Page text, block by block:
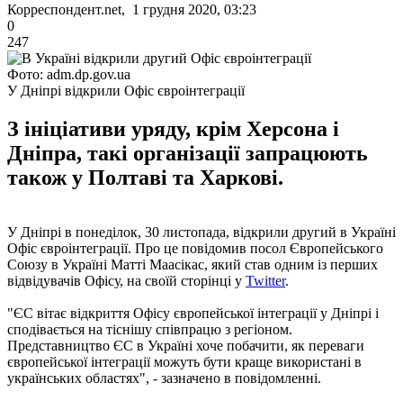
Корреспондент.net, 1 грудня 2020, 03:23
0
247
Фото: adm.dp.gov.ua
У Дніпрі відкрили Офіс євроінтеграції
З ініціативи уряду, крім Херсона і
Дніпра, такі організації запрацюють
також у Полтаві та Харкові.
У Дніпрі в понеділок, 30 листопада, відкрили другий в Україні
Офіс євроінтеграції. Про це повідомив посол Європейського
Союзу в Україні Матті Маасікас, який став одним із перших
відвідувачів Офісу, на своїй сторінці у Twitter.
"ЄС вітає відкриття Офісу європейської інтеграції у Дніпрі і
сподівається на тіснішу співпрацю з регіоном.
Представництво ЄС в Україні хоче побачити, як переваги
європейської інтеграції можуть бути краще використані в
українських областях", - зазначено в повідомленні.